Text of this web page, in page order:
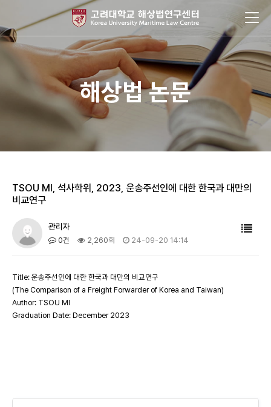
해상법 논문
TSOU MI, 석사학위, 2023, 운송주선인에 대한 한국과 대만의
비교연구
관리자
0건 2,260회 24-09-20 14:14
Title: 운송주선인에 대한 한국과 대만의 비교연구
(The Comparison of a Freight Forwarder of Korea and Taiwan)
Author: TSOU MI
Graduation Date: December 2023